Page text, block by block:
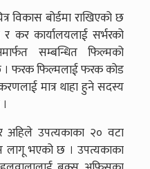
विकास बोर्डमा राखिएको छ
र कर कार्यालयलाई सर्भरको
सम्बन्धित फिल्मको
। फरक फिल्मलाई फरक कोड
मात्र थाहा हुने सदस्य
अहिले उपत्यकाका २० वटा
लागू भएको छ । उपत्यकाका